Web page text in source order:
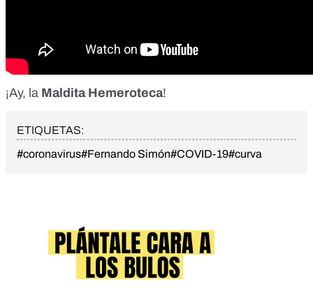
¡Ay, la Maldita Hemeroteca!
ETIQUETAS:
#coronavirus#Fernando Simón#COVID-19#curva